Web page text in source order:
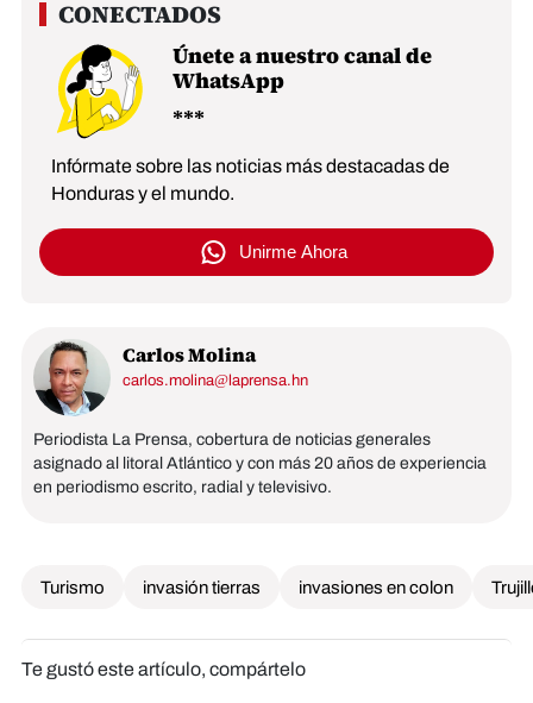
Únete a nuestro canal de
WhatsApp
Infórmate sobre las noticias más destacadas de
Honduras y el mundo.
Unirme Ahora
Carlos Molina
carlos.molina@laprensa.hn
Periodista La Prensa, cobertura de noticias generales
asignado al litoral Atlántico y con más 20 años de experiencia
en periodismo escrito, radial y televisivo.
Turismo invasión tierras invasiones en colon
Te gustó este artículo, compártelo